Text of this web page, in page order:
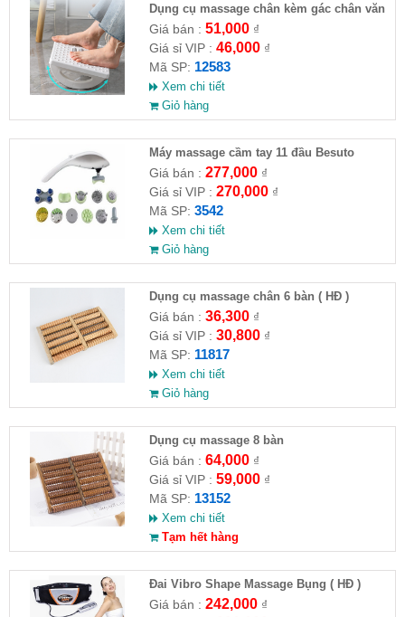
Dụng cụ massage chân kèm gác chân văn
phòng
Giá bán : 51,000₫
Giá sỉ VIP : 46,000₫
Mã SP: 12583
Xem chi tiết
Giỏ hàng
Máy massage cầm tay 11 đầu Besuto
Giá bán : 277,000₫
Giá sỉ VIP : 270,000₫
Mã SP: 3542
Xem chi tiết
Giỏ hàng
Dụng cụ massage chân 6 bàn ( HĐ )
Giá bán : 36,300₫
Giá sỉ VIP : 30,800₫
Mã SP: 11817
Xem chi tiết
Giỏ hàng
Dụng cụ massage 8 bàn
Giá bán : 64,000₫
Giá sỉ VIP : 59,000₫
Mã SP: 13152
Xem chi tiết
Tạm hết hàng
Đai Vibro Shape Massage Bụng ( HĐ )
Giá bán : 242,000₫